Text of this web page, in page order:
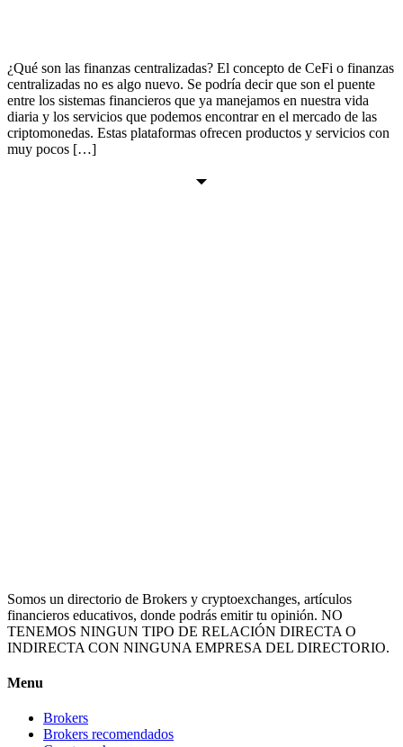
¿Qué son las finanzas centralizadas? El concepto de CeFi o finanzas
centralizadas no es algo nuevo. Se podría decir que son el puente
entre los sistemas financieros que ya manejamos en nuestra vida
diaria y los servicios que podemos encontrar en el mercado de las
criptomonedas. Estas plataformas ofrecen productos y servicios con
muy pocos […]
Somos un directorio de Brokers y cryptoexchanges, artículos
financieros educativos, donde podrás emitir tu opinión. NO
TENEMOS NINGUN TIPO DE RELACIÓN DIRECTA O
INDIRECTA CON NINGUNA EMPRESA DEL DIRECTORIO.
Menu
Brokers
Brokers recomendados